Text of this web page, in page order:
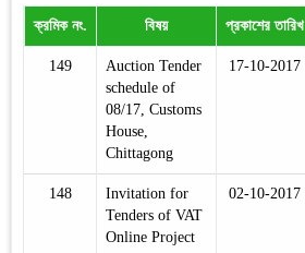
ক্রমিক নং. বিষয় প্রকাশের তারিখ
149
Auction Tender
schedule of
08/17, Customs
House,
Chittagong
17-10-2017
148
Invitation for
Tenders of VAT
Online Project
02-10-2017